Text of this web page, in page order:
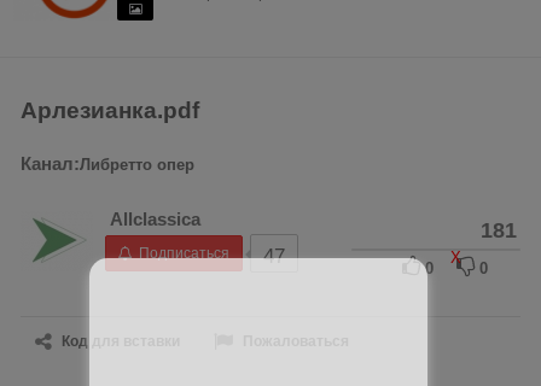
Арлезианка.pdf
Канал:Либретто опер
Allclassica
Подписаться 47
181
0 0
Код для вставки
X